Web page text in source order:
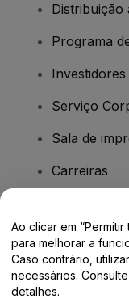
Distribuição
Programa
Investidores
Serviço
Sala de
Carreiras
Tem dúvidas?
Centro de
Ao clicar em
para melhorar a
Caso contrário,
necessários.
detalhes.